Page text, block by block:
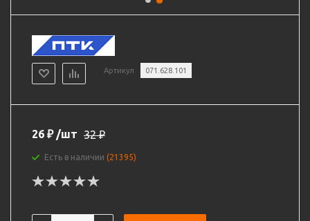
Артикул 071.628.101
26 ₽ /шт 32₽
Есть в наличии (21395)